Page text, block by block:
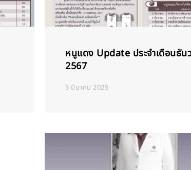
หนูแดง Update ประจำเดือนธัน
2567
5 มีนาคม 2025